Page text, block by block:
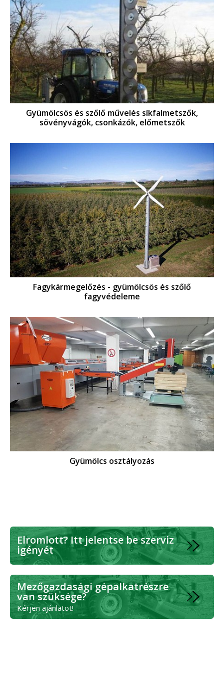
Gyümölcsös és szőlő művelés síkfalmetszők,
sövényvágók, csonkázók, előmetszők
Fagykármegelőzés - gyümölcsös és szőlő
fagyvédeleme
Gyümölcs osztályozás
Elromlott? Itt jelentse be szerviz
igényét
Mezőgazdasági gépalkatrészre
van szüksége?
Kérjen ajánlatot!